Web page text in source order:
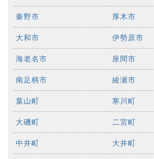
秦野市 厚木市
大和市 伊勢原市
海老名市 座間市
南足柄市 綾瀬市
葉山町 寒川町
大磯町 二宮町
中井町 大井町